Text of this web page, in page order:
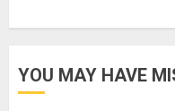
YOU MAY HAVE